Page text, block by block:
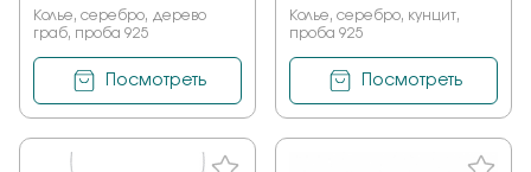
Колье, серебро, дерево
граб, проба 925
Посмотреть
Колье, серебро, кунцит,
проба 925
Посмотреть